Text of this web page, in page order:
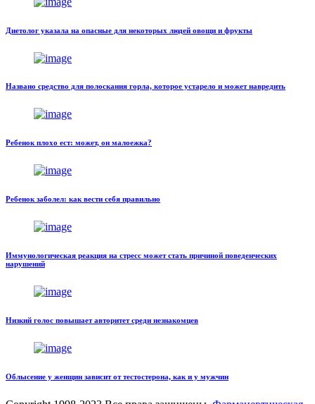
Диетолог указала на опасные для некоторых людей овощи и фрукты
Названо средство для полоскания горла, которое устарело и может навредить
Ребенок плохо ест: может, он малоежка?
Ребенок заболел: как вести себя правильно
Иммунологическая реакция на стресс может стать причиной поведенческих
нарушений
Низкий голос повышает авторитет среди незнакомцев
Облысение у женщин зависит от тестостерона, как и у мужчин